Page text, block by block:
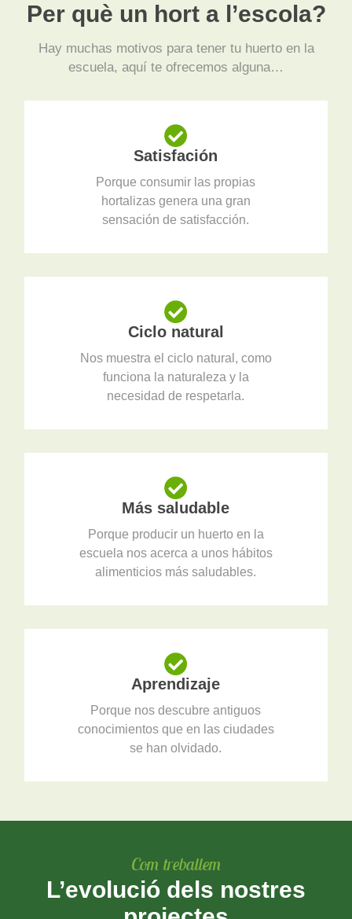
Per què un hort a l’escola?
Hay muchas motivos para tener tu huerto en la
escuela, aquí te ofrecemos alguna…
Satisfación
Porque consumir las propias
hortalizas genera una gran
sensación de satisfacción.
Ciclo natural
Nos muestra el ciclo natural, como
funciona la naturaleza y la
necesidad de respetarla.
Más saludable
Porque producir un huerto en la
escuela nos acerca a unos hábitos
alimenticios más saludables.
Aprendizaje
Porque nos descubre antiguos
conocimientos que en las ciudades
se han olvidado.
Com treballem
L’evolució dels nostres